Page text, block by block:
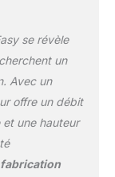
se révèle
un
Avec un
offre un débit
une hauteur